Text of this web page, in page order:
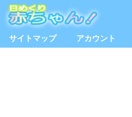
サイトマップ アカウント